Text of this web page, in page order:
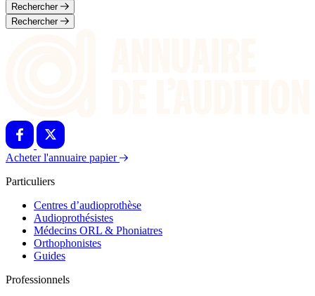
Rechercher
Rechercher
Acheter l'annuaire papier
Particuliers
Centres d’audioprothèse
Audioprothésistes
Médecins ORL & Phoniatres
Orthophonistes
Guides
Professionnels